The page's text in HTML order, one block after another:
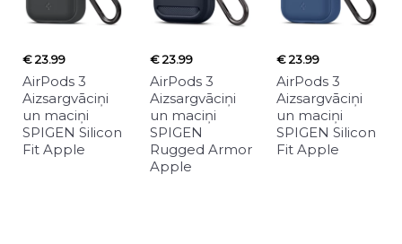
€ 23.99
AirPods 3
Aizsargvāciņi
un maciņi
SPIGEN Silicon
Fit Apple
€ 23.99
AirPods 3
Aizsargvāciņi
un maciņi
SPIGEN
Rugged Armor
Apple
€ 23.99
AirPods 3
Aizsargvāciņi
un maciņi
SPIGEN Silicon
Fit Apple